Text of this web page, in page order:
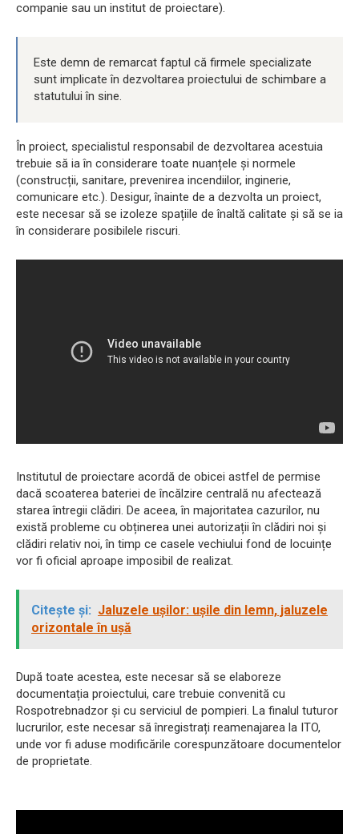
companie sau un institut de proiectare).
Este demn de remarcat faptul că firmele specializate
sunt implicate în dezvoltarea proiectului de schimbare a
statutului în sine.
În proiect, specialistul responsabil de dezvoltarea acestuia
trebuie să ia în considerare toate nuanțele și normele
(construcții, sanitare, prevenirea incendiilor, inginerie,
comunicare etc.). Desigur, înainte de a dezvolta un proiect,
este necesar să se izoleze spațiile de înaltă calitate și să se ia
în considerare posibilele riscuri.
Institutul de proiectare acordă de obicei astfel de permise
dacă scoaterea bateriei de încălzire centrală nu afectează
starea întregii clădiri. De aceea, în majoritatea cazurilor, nu
există probleme cu obținerea unei autorizații în clădiri noi și
clădiri relativ noi, în timp ce casele vechiului fond de locuințe
vor fi oficial aproape imposibil de realizat.
Citește și: Jaluzele ușilor: ușile din lemn, jaluzele
orizontale în ușă
După toate acestea, este necesar să se elaboreze
documentația proiectului, care trebuie convenită cu
Rospotrebnadzor și cu serviciul de pompieri. La finalul tuturor
lucrurilor, este necesar să înregistrați reamenajarea la ITO,
unde vor fi aduse modificările corespunzătoare documentelor
de proprietate.